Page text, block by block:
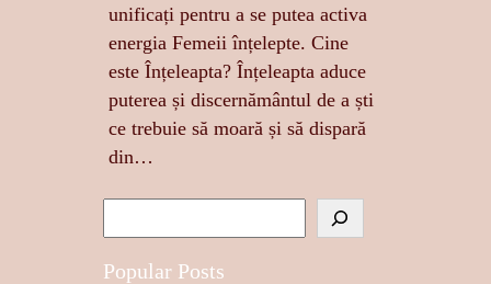
unificați pentru a se putea activa
energia Femeii înțelepte. Cine
este Înțeleapta? Înțeleapta aduce
puterea și discernământul de a ști
ce trebuie să moară și să dispară
din…
e
a
Popular Posts